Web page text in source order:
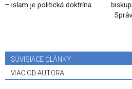
– islam je politická doktrína
SÚVISIACE ČLÁNKY
VIAC OD AUTORA